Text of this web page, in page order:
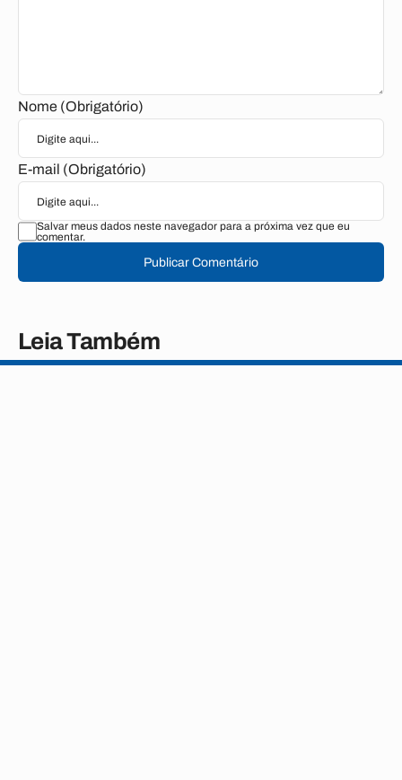
Nome (Obrigatório)
E-mail (Obrigatório)
Salvar meus dados neste navegador para a próxima vez que eu
comentar.
Publicar Comentário
Leia Também